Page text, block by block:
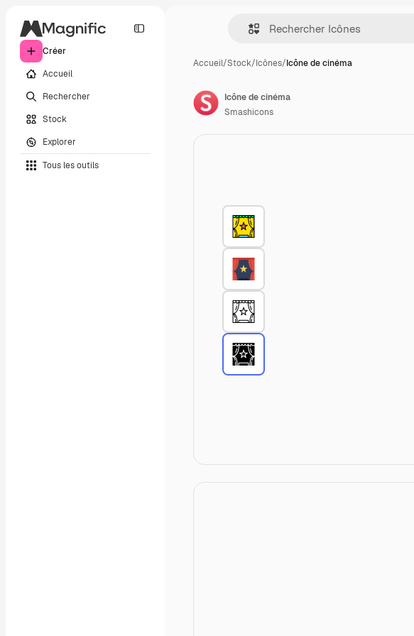
Créer
Accueil
Rechercher
Stock
Explorer
Tous les outils
Accueil/Stock/Icônes/Icône de cinéma
Icône de cinéma
Smashicons